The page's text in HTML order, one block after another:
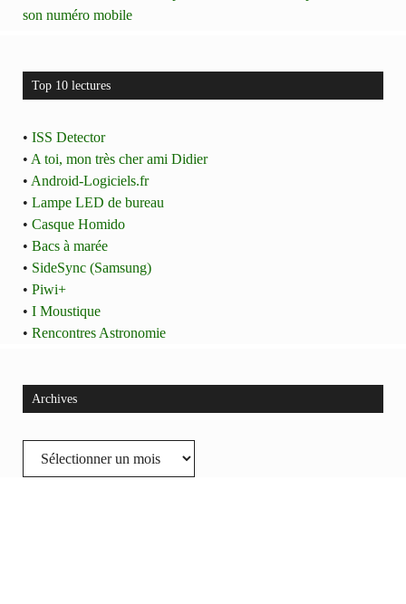
son numéro mobile
Top 10 lectures
• ISS Detector
• A toi, mon très cher ami Didier
• Android-Logiciels.fr
• Lampe LED de bureau
• Casque Homido
• Bacs à marée
• SideSync (Samsung)
• Piwi+
• I Moustique
• Rencontres Astronomie
Archives
Archives